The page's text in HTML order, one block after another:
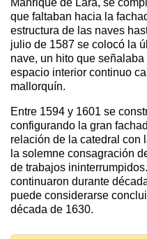
Manrique de Lara, se
que faltaban hacia la
estructura de las naves
julio de 1587 se colocó la
nave, un hito que
espacio interior continuo
mallorquín.
Entre 1594 y 1601 se
configurando la gran
relación de la catedral con
la solemne consagración
de trabajos
continuaron durante
puede considerarse
década de 1630.